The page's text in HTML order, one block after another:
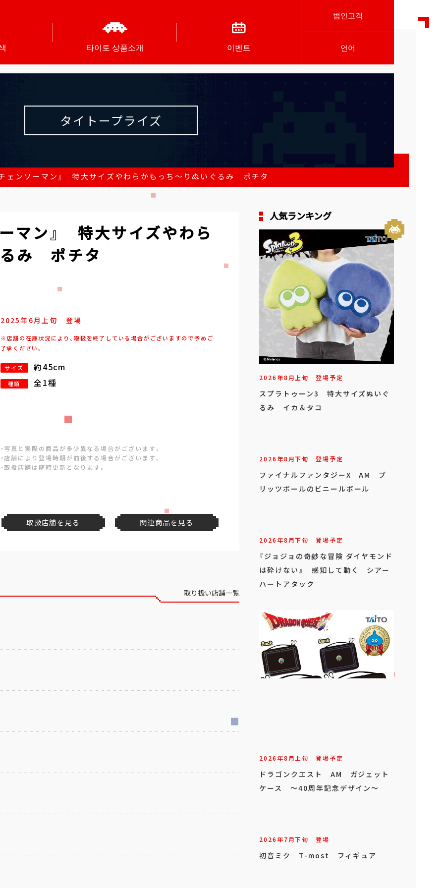
타이토 상품소개 이벤트
법인고객
언어
タイトープライズ
ェンソーマン』 特大サイズやわらかもっち～りぬいぐるみ ポチタ
マン』 特大サイズやわら
み ポチタ
2025年 6月上旬 登場
※店舗の在庫状況により、取扱を終了している場合がございますので予めご
了承ください。
サイズ 約45cm
種類 全1種
・写真と実際の商品が多少異なる場合がございます。
・店舗により登場時期が前後する場合がございます。
・取扱店舗は随時更新となります。
取扱店舗を見る 関連商品を見る
取り扱い店舗一覧
人気ランキング
2026年8月上旬 登場予定
スプラトゥーン3 特大サイズぬいぐ
るみ イカ＆タコ
2026年8月下旬 登場予定
ファイナルファンタジーX AM ブ
リッツボールのビニールボール
2026年8月下旬 登場予定
『ジョジョの奇妙な冒険 ダイヤモンド
は砕けない』 感知して動く シアー
ハートアタック
2026年8月上旬 登場予定
ドラゴンクエスト AM ガジェット
ケース ～40周年記念デザイン～
2026年7月下旬 登場
初音ミク T-most フィギュア